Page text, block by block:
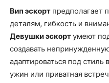
Вип эскорт предполагает
деталям, гибкость и
Девушки эскорт умеют
создавать
адаптироваться под стиль
ужин или приватная